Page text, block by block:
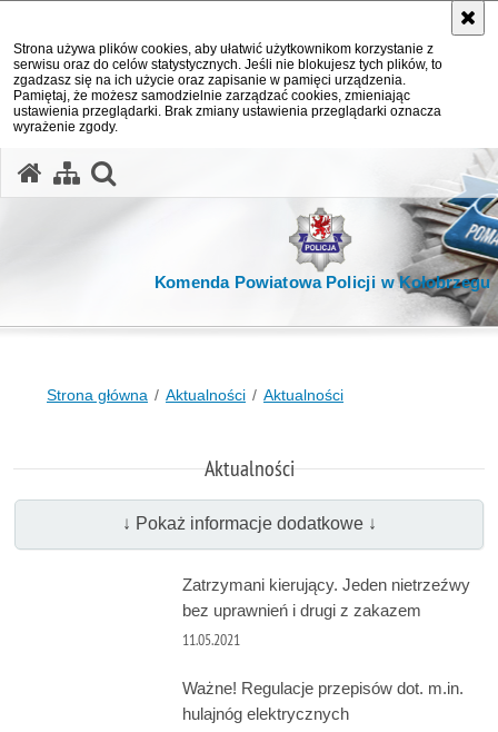
Strona używa plików cookies, aby ułatwić użytkownikom korzystanie z
serwisu oraz do celów statystycznych. Jeśli nie blokujesz tych plików, to
zgadzasz się na ich użycie oraz zapisanie w pamięci urządzenia.
Pamiętaj, że możesz samodzielnie zarządzać cookies, zmieniając
ustawienia przeglądarki. Brak zmiany ustawienia przeglądarki oznacza
wyrażenie zgody.
Komenda Powiatowa Policji w Kołobrzegu
Strona główna Aktualności Aktualności
Aktualności
↓ Pokaż informacje dodatkowe ↓
Zatrzymani kierujący. Jeden nietrzeźwy
bez uprawnień i drugi z zakazem
11.05.2021
Ważne! Regulacje przepisów dot. m.in.
hulajnóg elektrycznych